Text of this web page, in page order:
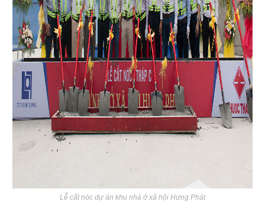
Lễ cất nóc dự án khu nhà ở xã hội Hưng Phát